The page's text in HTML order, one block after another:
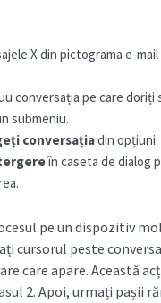
X din pictograma e-
conversația pe care doriți
submeniu.
conversațiadin opțiuni.
în caseta de dialog
pe un dispozitiv
cursorul peste
care apare. Această
2. Apoi, urmați pașii